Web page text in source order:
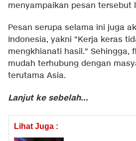
menyampaikan pesan tersebut
Pesan serupa selama ini juga
Indonesia, yakni "Kerja keras
mengkhianati hasil." Sehingga,
mudah terhubung dengan
terutama Asia.
Lanjut ke sebelah...
Lihat Juga :